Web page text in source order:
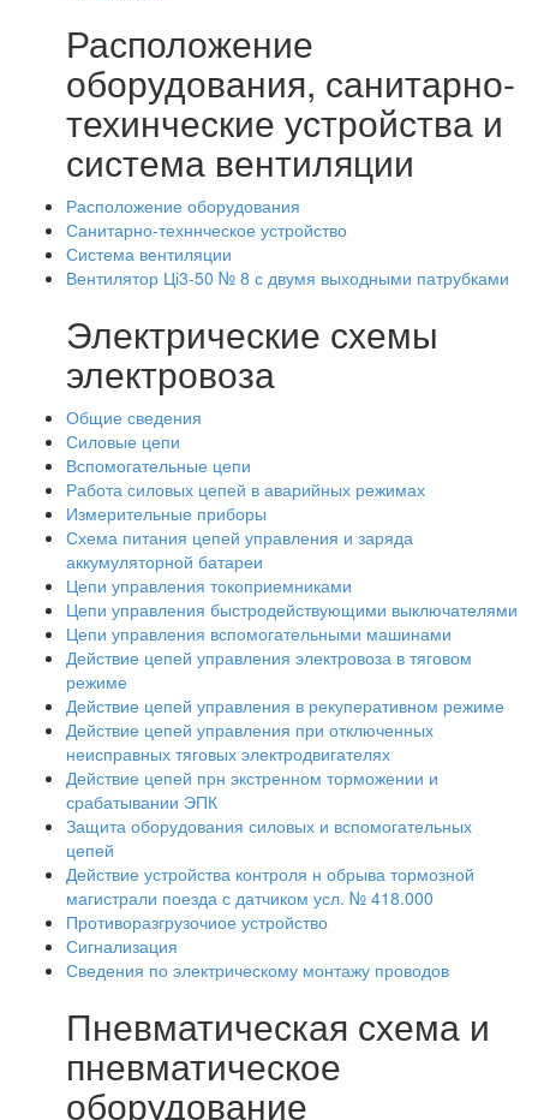
Расположение
оборудования, санитарно-
техинческие устройства и
система вентиляции
Расположение оборудования
Санитарно-техннческое устройство
Система вентиляции
Вентилятор Ці3-50 № 8 с двумя выходными патрубками
Электрические схемы
электровоза
Общие сведения
Силовые цепи
Вспомогательные цепи
Работа силовых цепей в аварийных режимах
Измерительные приборы
Схема питания цепей управления и заряда
аккумуляторной батареи
Цепи управления токоприемниками
Цепи управления быстродействующими выключателями
Цепи управления вспомогательными машинами
Действие цепей управления электровоза в тяговом
режиме
Действие цепей управления в рекуперативном режиме
Действие цепей управления при отключенных
неисправных тяговых электродвигателях
Действие цепей прн экстренном торможении и
срабатывании ЭПК
Защита оборудования силовых и вспомогательных
цепей
Действие устройства контроля н обрыва тормозной
магистрали поезда с датчиком усл. № 418.000
Противоразгрузочиое устройство
Сигнализация
Сведения по электрическому монтажу проводов
Пневматическая схема и
пневматическое
оборудование